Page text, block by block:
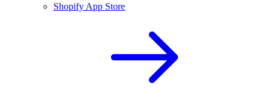
Shopify App Store